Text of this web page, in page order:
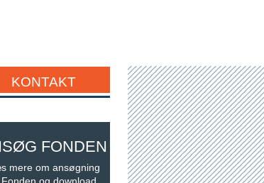
KONTAKT
FONDEN
mere om ansøgning